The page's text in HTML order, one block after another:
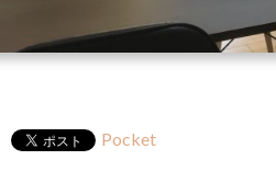
Pocket